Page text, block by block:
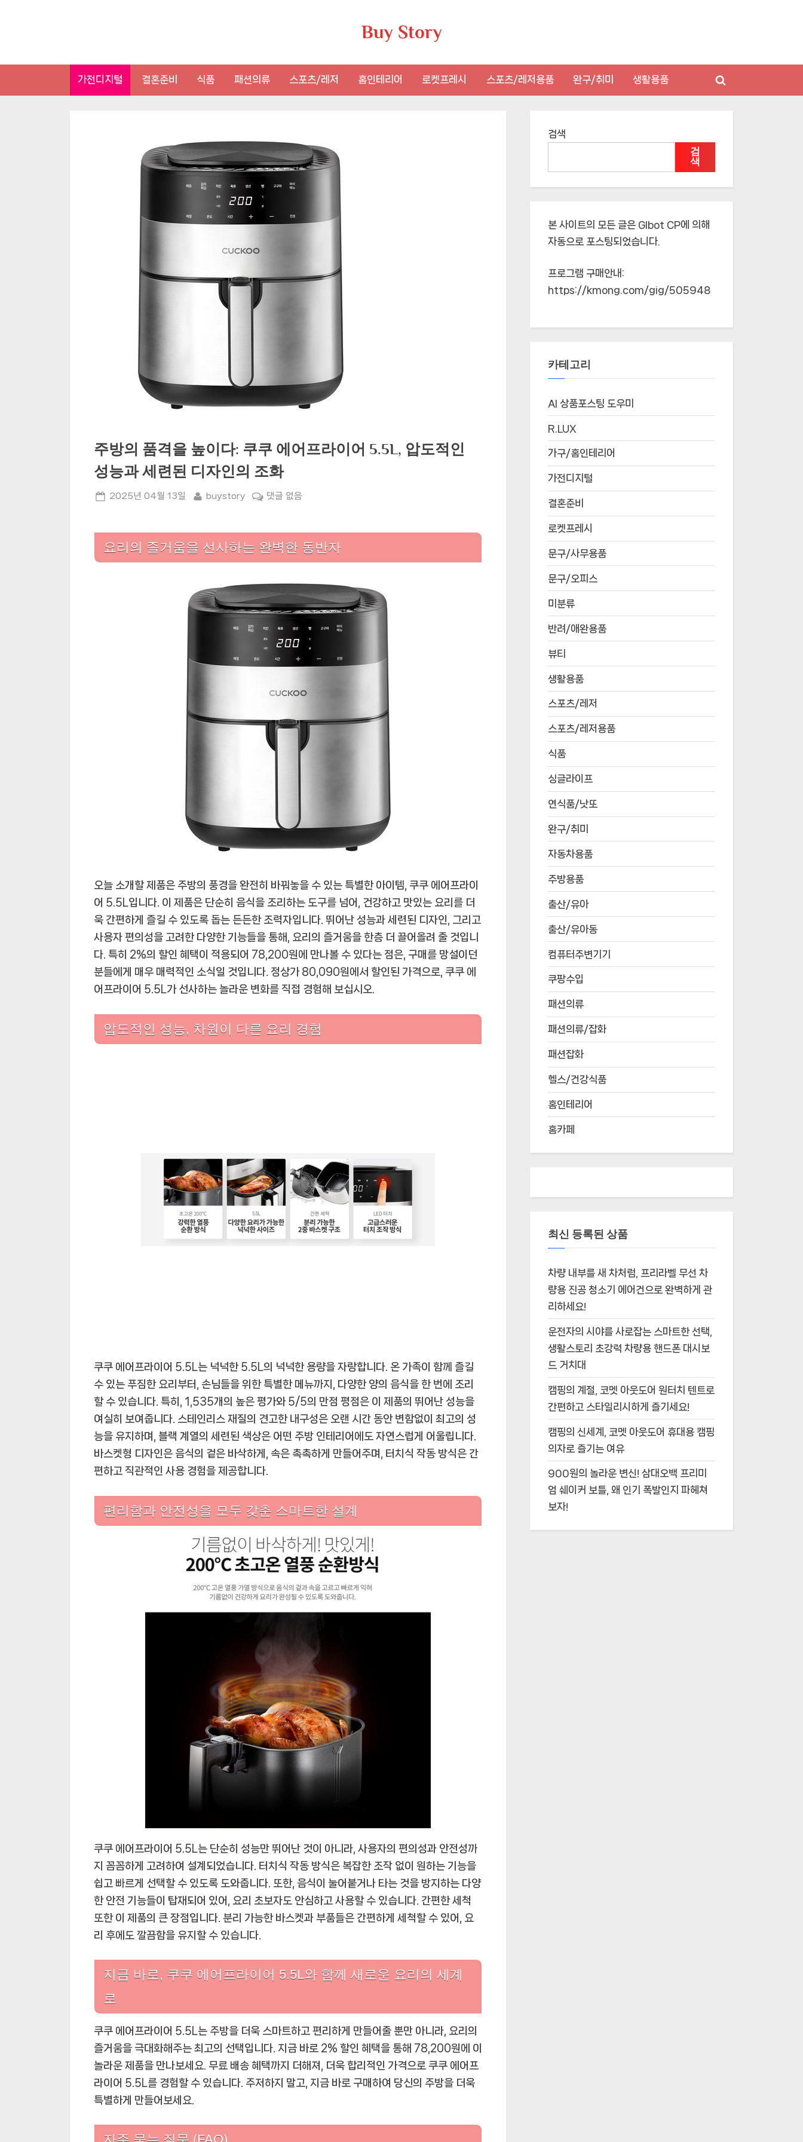
Buy Story
가전디지털 결혼준비 식품 패션의류 스포츠/레저 홈인테리어 로켓프레시 스포츠/레저용품 완구/취미 생활용품
Toggle
주방의 품격을 높이다: 쿠쿠 에어프라이어 5.5L, 압도적인
성능과 세련된 디자인의 조화
Posted
2025년 04월 13일 By
buystory
주
품
격
높
이
다:
쿠
쿠
프
이
어
5.5L,
련
된
디
인
의
조
화
댓글 없음
요리의 즐거움을 선사하는 완벽한 동반자
오늘 소개할 제품은 주방의 풍경을 완전히 바꿔놓을 수 있는 특별한 아이템, 쿠쿠 에어프라이
어 5.5L입니다. 이 제품은 단순히 음식을 조리하는 도구를 넘어, 건강하고 맛있는 요리를 더
욱 간편하게 즐길 수 있도록 돕는 든든한 조력자입니다. 뛰어난 성능과 세련된 디자인, 그리고
사용자 편의성을 고려한 다양한 기능들을 통해, 요리의 즐거움을 한층 더 끌어올려 줄 것입니
다. 특히 2%의 할인 혜택이 적용되어 78,200원에 만나볼 수 있다는 점은, 구매를 망설이던
분들에게 매우 매력적인 소식일 것입니다. 정상가 80,090원에서 할인된 가격으로, 쿠쿠 에
어프라이어 5.5L가 선사하는 놀라운 변화를 직접 경험해 보십시오.
압도적인 성능, 차원이 다른 요리 경험
쿠쿠 에어프라이어 5.5L는 넉넉한 5.5L의 넉넉한 용량을 자랑합니다. 온 가족이 함께 즐길
수 있는 푸짐한 요리부터, 손님들을 위한 특별한 메뉴까지, 다양한 양의 음식을 한 번에 조리
할 수 있습니다. 특히, 1,535개의 높은 평가와 5/5의 만점 평점은 이 제품의 뛰어난 성능을
여실히 보여줍니다. 스테인리스 재질의 견고한 내구성은 오랜 시간 동안 변함없이 최고의 성
능을 유지하며, 블랙 계열의 세련된 색상은 어떤 주방 인테리어에도 자연스럽게 어울립니다.
바스켓형 디자인은 음식의 겉은 바삭하게, 속은 촉촉하게 만들어주며, 터치식 작동 방식은 간
편하고 직관적인 사용 경험을 제공합니다.
편리함과 안전성을 모두 갖춘 스마트한 설계
쿠쿠 에어프라이어 5.5L는 단순히 성능만 뛰어난 것이 아니라, 사용자의 편의성과 안전성까
지 꼼꼼하게 고려하여 설계되었습니다. 터치식 작동 방식은 복잡한 조작 없이 원하는 기능을
쉽고 빠르게 선택할 수 있도록 도와줍니다. 또한, 음식이 눌어붙거나 타는 것을 방지하는 다양
한 안전 기능들이 탑재되어 있어, 요리 초보자도 안심하고 사용할 수 있습니다. 간편한 세척
또한 이 제품의 큰 장점입니다. 분리 가능한 바스켓과 부품들은 간편하게 세척할 수 있어, 요
리 후에도 깔끔함을 유지할 수 있습니다.
지금 바로, 쿠쿠 에어프라이어 5.5L와 함께 새로운 요리의 세계
로
쿠쿠 에어프라이어 5.5L는 주방을 더욱 스마트하고 편리하게 만들어줄 뿐만 아니라, 요리의
즐거움을 극대화해주는 최고의 선택입니다. 지금 바로 2% 할인 혜택을 통해 78,200원에 이
놀라운 제품을 만나보세요. 무료 배송 혜택까지 더해져, 더욱 합리적인 가격으로 쿠쿠 에어프
라이어 5.5L를 경험할 수 있습니다. 주저하지 말고, 지금 바로 구매하여 당신의 주방을 더욱
특별하게 만들어보세요.
검색
검
색
본 사이트의 모든 글은 Glbot CP에 의해
자동으로 포스팅되었습니다.
프로그램 구매안내:
https://kmong.com/gig/505948
카테고리
AI 상품포스팅 도우미
R.LUX
가구/홈인테리어
가전디지털
결혼준비
로켓프레시
문구/사무용품
문구/오피스
미분류
반려/애완용품
뷰티
생활용품
스포츠/레저
스포츠/레저용품
식품
싱글라이프
연식품/낫또
완구/취미
자동차용품
주방용품
출산/유아
출산/유아동
컴퓨터주변기기
쿠팡수입
패션의류
패션의류/잡화
패션잡화
헬스/건강식품
홈인테리어
홈카페
최신 등록된 상품
차량 내부를 새 차처럼, 프리라벨 무선 차
량용 진공 청소기 에어건으로 완벽하게 관
리하세요!
운전자의 시야를 사로잡는 스마트한 선택,
생활스토리 초강력 차량용 핸드폰 대시보
드 거치대
캠핑의 계절, 코멧 아웃도어 원터치 텐트로
간편하고 스타일리시하게 즐기세요!
캠핑의 신세계, 코멧 아웃도어 휴대용 캠핑
의자로 즐기는 여유
900원의 놀라운 변신! 삼대오백 프리미
엄 쉐이커 보틀, 왜 인기 폭발인지 파헤쳐
보자!